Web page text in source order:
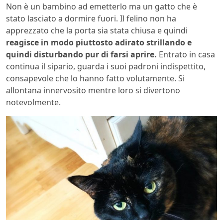
Non è un bambino ad emetterlo ma un gatto che è
stato lasciato a dormire fuori. Il felino non ha
apprezzato che la porta sia stata chiusa e quindi
reagisce in modo piuttosto adirato strillando e
quindi disturbando pur di farsi aprire. Entrato in casa
continua il sipario, guarda i suoi padroni indispettito,
consapevole che lo hanno fatto volutamente. Si
allontana innervosito mentre loro si divertono
notevolmente.